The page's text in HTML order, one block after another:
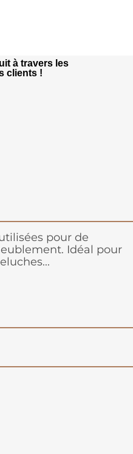
à travers les
clients !
pour de
Idéal pour